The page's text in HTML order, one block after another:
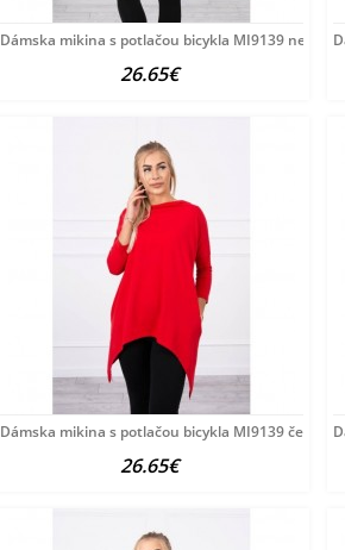
Dámska mikina s potlačou bicykla MI9139
26.65€
Dámska mikina s potlačou bicykla MI9139
26.65€